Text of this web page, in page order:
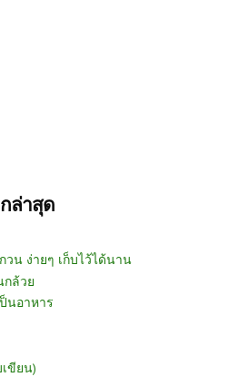
ล่าสุด
น ง่ายๆ เก็บไว้ได้นาน
กล้วย
นอาหาร
ขียน)